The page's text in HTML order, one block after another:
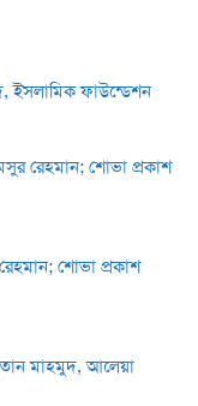
ইসলামিক ফাউন্ডেশন
রেহমান; শোভা প্রকাশ
শোভা প্রকাশ
মাহমুদ, আলেয়া